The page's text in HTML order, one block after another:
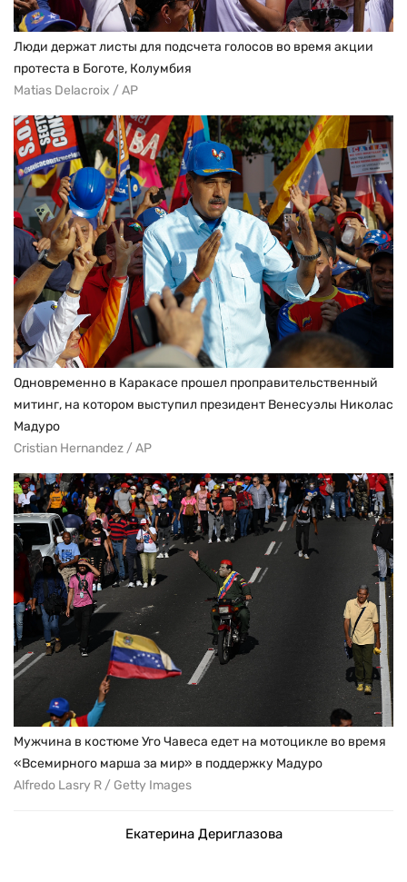
Люди держат листы для подсчета голосов во время акции
протеста в Боготе, Колумбия
Matias Delacroix / AP
Одновременно в Каракасе прошел проправительственный
митинг, на котором выступил президент Венесуэлы Николас
Мадуро
Cristian Hernandez / AP
Мужчина в костюме Уго Чавеса едет на мотоцикле во время
«Всемирного марша за мир» в поддержку Мадуро
Alfredo Lasry R / Getty Images
Екатерина Дериглазова